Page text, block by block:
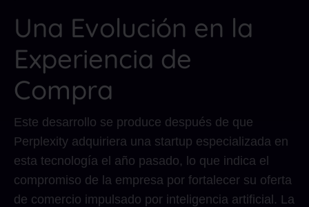
Una Evolución en la
Experiencia de
Compra
Este desarrollo se produce después de que
Perplexity adquiriera una startup especializada en
esta tecnología el año pasado, lo que indica el
compromiso de la empresa por fortalecer su oferta
de comercio impulsado por inteligencia artificial. La